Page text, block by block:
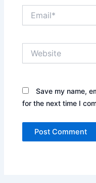
Save my name,
for the next time I